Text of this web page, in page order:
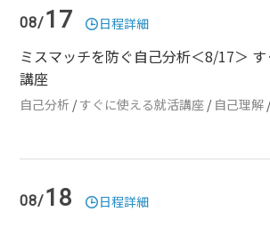
08/17 日程詳細
ミスマッチを防ぐ自己分析＜8/17＞
講座
自己分析 /すぐに使える就活講座 / 自己理解
08/18 日程詳細